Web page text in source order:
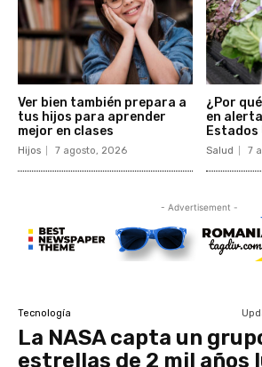
Ver bien también prepara a
tus hijos para aprender
mejor en clases
Hijos 7 agosto, 2026
¿Por
en
Estados
Salud 7
- Advertisement -